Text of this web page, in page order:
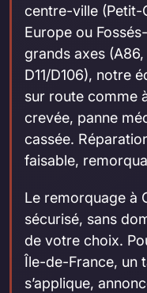
centre-ville (Petit-
Europe ou
grands axes
D11/D106), notre
sur route comme
crevée, panne
cassée.
faisable,
Le remorquage à
sécurisé, sans
de votre choix.
Île-de-France, un
s’applique,